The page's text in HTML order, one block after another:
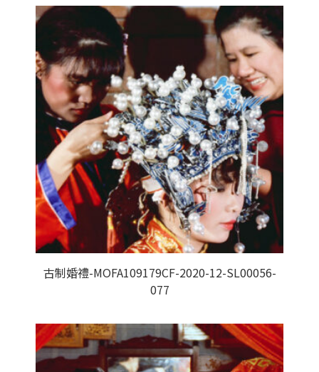
古制婚禮-MOFA109179CF-2020-12-SL00056-
077